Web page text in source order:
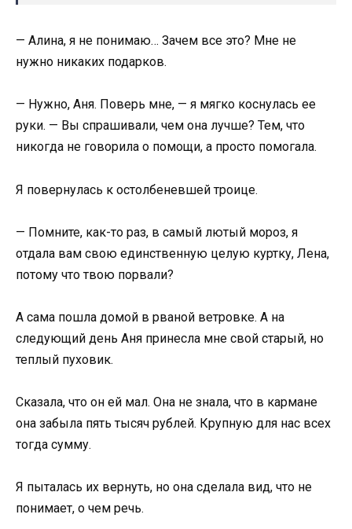
— Алина, я не понимаю… Зачем все это? Мне не
нужно никаких подарков.
— Нужно, Аня. Поверь мне, — я мягко коснулась ее
руки. — Вы спрашивали, чем она лучше? Тем, что
никогда не говорила о помощи, а просто помогала.
Я повернулась к остолбеневшей троице.
— Помните, как-то раз, в самый лютый мороз, я
отдала вам свою единственную целую куртку, Лена,
потому что твою порвали?
А сама пошла домой в рваной ветровке. А на
следующий день Аня принесла мне свой старый, но
теплый пуховик.
Сказала, что он ей мал. Она не знала, что в кармане
она забыла пять тысяч рублей. Крупную для нас всех
тогда сумму.
Я пыталась их вернуть, но она сделала вид, что не
понимает, о чем речь.